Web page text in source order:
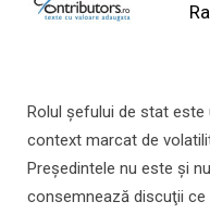
Rolul şefului de stat
context marcat de
Preşedintele nu este şi
consemnează discuţii ce